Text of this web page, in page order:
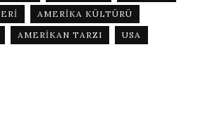
AMERIKA KÜLTÜRÜ
AMERIKAN TARZI USA